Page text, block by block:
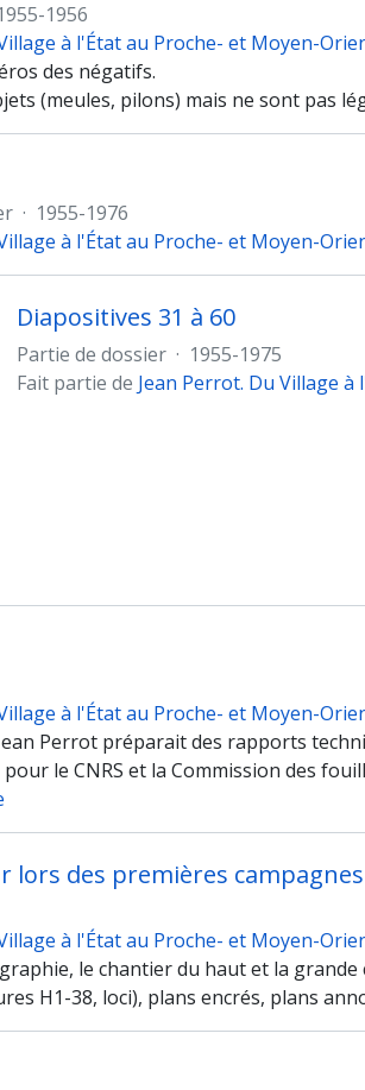
1956
à l'État au Proche- et Moyen-
des négatifs.
(meules, pilons) mais ne sont pas
· 1955-1976
à l'État au Proche- et Moyen-
Diapositives 31 à 60
Partie de dossier · 1955-1975
Fait partie de Jean Perrot. Du Village
à l'État au Proche- et Moyen-
Perrot préparait des rapports
le CNRS et la Commission des
lors des premières campagnes
à l'État au Proche- et Moyen-
le chantier du haut et la grande
H1-38, loci), plans encrés, plans